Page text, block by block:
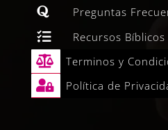
 Preguntas
 Recursos Bíblicos
 Terminos y
 Política de